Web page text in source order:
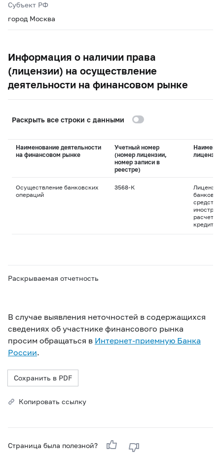
Субъект РФ
город Москва
Информация о наличии права
(лицензии) на осуществление
деятельности на финансовом рынке
Раскрыть все строки с данными
Наименование деятельности
на финансовом рынке
Учетный номер
(номер лицензии,
номер записи в
реестре)
лицензии
Осуществление банковских
операций
3568-К
Раскрываемая отчетность
В случае выявления неточностей в содержащихся
сведениях об участнике финансового рынка
просим обращаться в Интернет-приемную Банка
России.
Сохранить в PDF
Копировать ссылку
Страница была полезной?